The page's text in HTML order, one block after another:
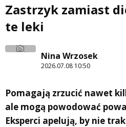
Zastrzyk zamiast
te leki
Nina Wrzosek
2026.07.08 10:50
Pomagają zrzucić nawet
ale mogą powodować
Eksperci apelują, by nie